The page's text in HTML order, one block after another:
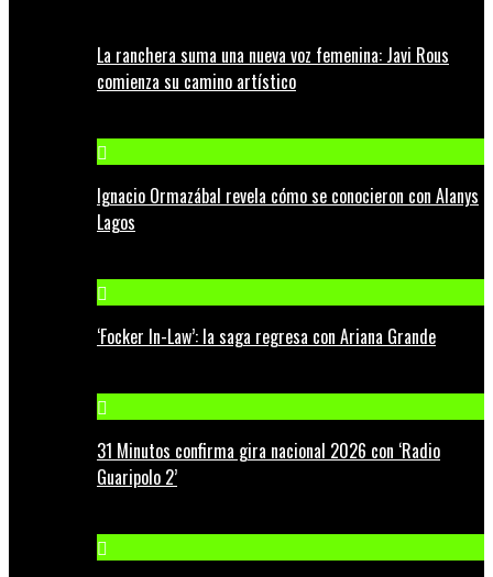
La ranchera suma una nueva voz femenina: Javi Rous
comienza su camino artístico
Ignacio Ormazábal revela cómo se conocieron con Alanys
Lagos
‘Focker In-Law’: la saga regresa con Ariana Grande
31 Minutos confirma gira nacional 2026 con ‘Radio
Guaripolo 2’